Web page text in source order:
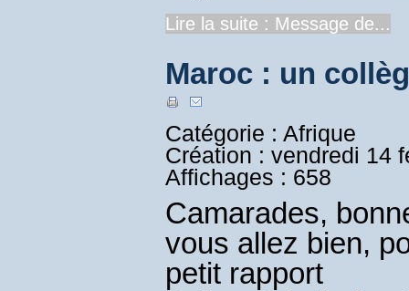
Lire la suite : Message de...
Maroc : un
Catégorie : Afrique
Création : vendredi 14
Affichages : 658
Camarades,
vous allez bien,
petit rapport